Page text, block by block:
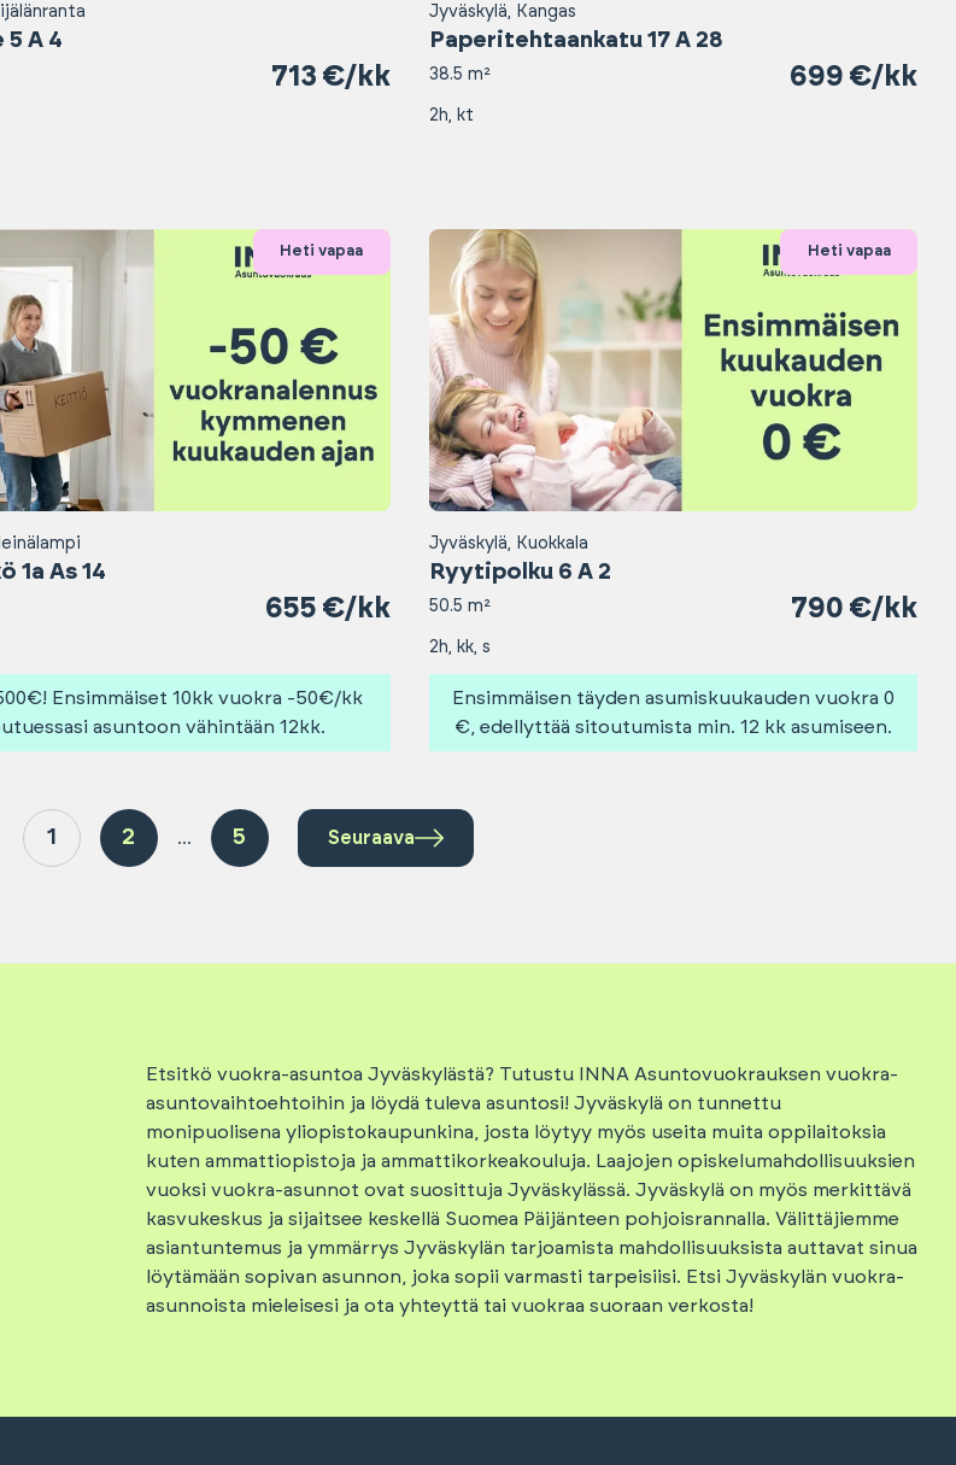
A 4
713 €/kk
Jyväskylä, Kangas
Paperitehtaankatu 17 A 28
38.5 m² 699 €/kk
2h, kt
Heti vapaa
1a As 14
655 €/kk
Ensimmäiset 10kk vuokra -50€/kk
asuntoon vähintään 12kk.
Heti vapaa
Jyväskylä, Kuokkala
Ryytipolku 6 A 2
50.5 m² 790 €/kk
2h, kk, s
Ensimmäisen täyden asumiskuukauden vuokra 0
€, edellyttää sitoutumista min. 12 kk asumiseen.
1 2 ... 5 Seuraava
Etsitkö vuokra-asuntoa Jyväskylästä? Tutustu INNA Asuntovuokrauksen vuokra-
asuntovaihtoehtoihin ja löydä tuleva asuntosi! Jyväskylä on tunnettu
monipuolisena yliopistokaupunkina, josta löytyy myös useita muita oppilaitoksia
kuten ammattiopistoja ja ammattikorkeakouluja. Laajojen opiskelumahdollisuuksien
vuoksi vuokra-asunnot ovat suosittuja Jyväskylässä. Jyväskylä on myös merkittävä
kasvukeskus ja sijaitsee keskellä Suomea Päijänteen pohjoisrannalla. Välittäjiemme
asiantuntemus ja ymmärrys Jyväskylän tarjoamista mahdollisuuksista auttavat sinua
löytämään sopivan asunnon, joka sopii varmasti tarpeisiisi. Etsi Jyväskylän vuokra-
asunnoista mieleisesi ja ota yhteyttä tai vuokraa suoraan verkosta!